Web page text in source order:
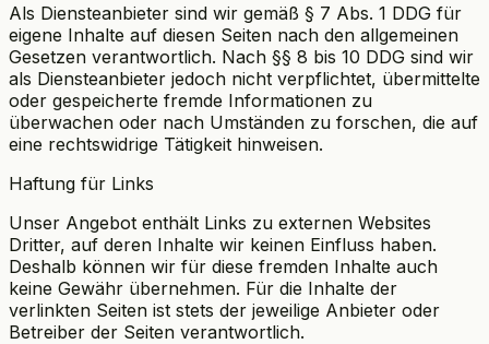
Als Diensteanbieter sind wir gemäß § 7 Abs. 1 DDG für
eigene Inhalte auf diesen Seiten nach den allgemeinen
Gesetzen verantwortlich. Nach §§ 8 bis 10 DDG sind wir
als Diensteanbieter jedoch nicht verpflichtet, übermittelte
oder gespeicherte fremde Informationen zu
überwachen oder nach Umständen zu forschen, die auf
eine rechtswidrige Tätigkeit hinweisen.
Haftung für Links
Unser Angebot enthält Links zu externen Websites
Dritter, auf deren Inhalte wir keinen Einfluss haben.
Deshalb können wir für diese fremden Inhalte auch
keine Gewähr übernehmen. Für die Inhalte der
verlinkten Seiten ist stets der jeweilige Anbieter oder
Betreiber der Seiten verantwortlich.